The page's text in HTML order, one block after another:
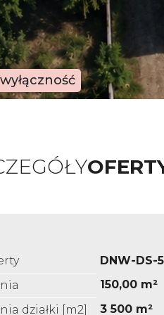
DNW-DS-
150,00 m²
działki [m2]
3 500 m²